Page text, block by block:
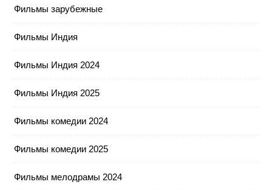
Фильмы зарубежные
Фильмы Индия
Фильмы Индия 2024
Фильмы Индия 2025
Фильмы комедии 2024
Фильмы комедии 2025
Фильмы мелодрамы 2024